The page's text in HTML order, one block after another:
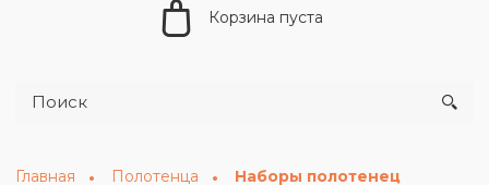
Корзина пуста
Главная Полотенца Наборы полотенец